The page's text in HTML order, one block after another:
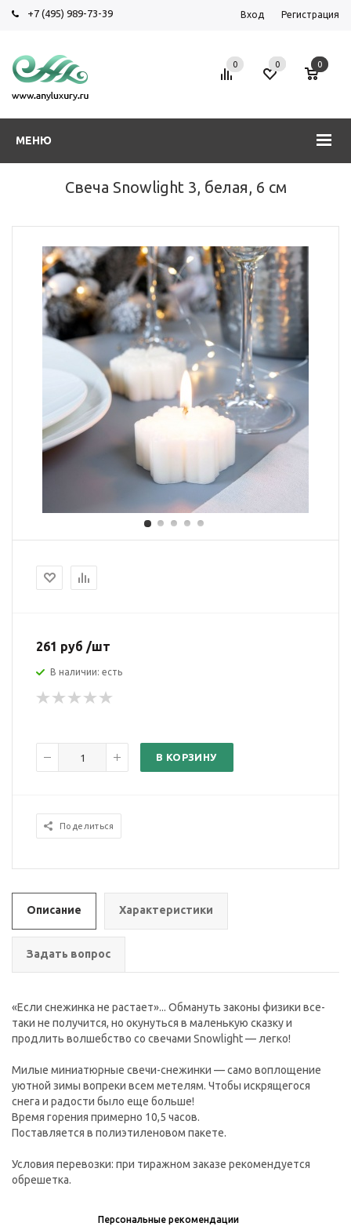
+7 (495) 989-73-39 Вход Регистрация
МЕНЮ
0 0 0
Свеча Snowlight 3, белая, 6 см
261 руб /шт
В наличии: есть
В КОРЗИНУ
Поделиться
Описание Характеристики
Задать вопрос
«Если снежинка не растает»... Обмануть законы физики все-
таки не получится, но окунуться в маленькую сказку и
продлить волшебство со свечами Snowlight — легко!
Милые миниатюрные свечи-снежинки — само воплощение
уютной зимы вопреки всем метелям. Чтобы искрящегося
снега и радости было еще больше!
Время горения примерно 10,5 часов.
Поставляется в полиэтиленовом пакете.
Условия перевозки: при тиражном заказе рекомендуется
обрешетка.
Персональные рекомендации